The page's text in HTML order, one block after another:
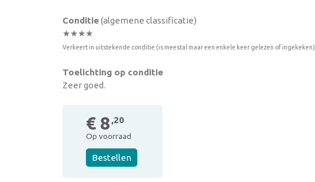
Conditie(algemene classificatie)
★★★★
Verkeert in uitstekende conditie (is meestal maar een enkele keer gelezen of ingekeken)
Toelichting op conditie
Zeer goed.
€ 8 ,20
Op voorraad
Bestellen